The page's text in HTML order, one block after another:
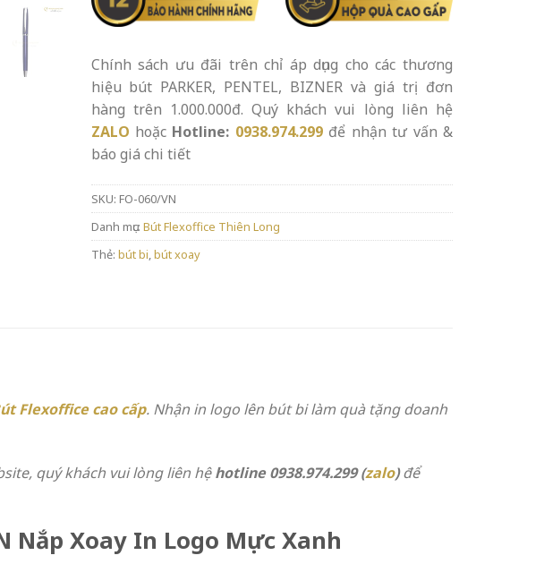
Chính sách ưu đãi trên chỉ áp dụng cho các thương
hiệu bút PARKER, PENTEL, BIZNER và giá trị đơn
hàng trên 1.000.000đ. Quý khách vui lòng liên hệ
ZALO hoặc Hotline: 0938.974.299để nhận tư vấn &
báo giá chi tiết
SKU: FO-060/VN
Danh mục: Bút Flexoffice Thiên Long
Thẻ: bút bi,bút xoay
Flexofficecao cấp. Nhận in logo lên bút bi làm quà tặng doanh
quý khách vui lòng liên hệhotline 0938.974.299 (zalo)để
Nắp Xoay In Logo Mực Xanh